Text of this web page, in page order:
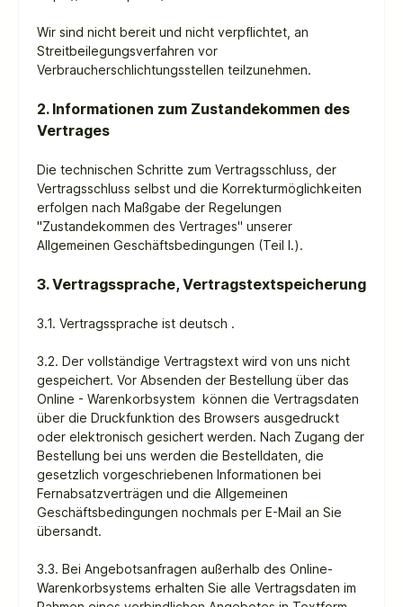
Wir sind nicht bereit und nicht verpflichtet, an
Streitbeilegungsverfahren vor
Verbraucherschlichtungsstellen teilzunehmen.
2. Informationen zum Zustandekommen des
Vertrages
Die technischen Schritte zum Vertragsschluss, der
Vertragsschluss selbst und die Korrekturmöglichkeiten
erfolgen nach Maßgabe der Regelungen
"Zustandekommen des Vertrages" unserer
Allgemeinen Geschäftsbedingungen (Teil I.).
3. Vertragssprache, Vertragstextspeicherung
3.1. Vertragssprache ist deutsch .
3.2. Der vollständige Vertragstext wird von uns nicht
gespeichert. Vor Absenden der Bestellung über das
Online - Warenkorbsystem können die Vertragsdaten
über die Druckfunktion des Browsers ausgedruckt
oder elektronisch gesichert werden. Nach Zugang der
Bestellung bei uns werden die Bestelldaten, die
gesetzlich vorgeschriebenen Informationen bei
Fernabsatzverträgen und die Allgemeinen
Geschäftsbedingungen nochmals per E-Mail an Sie
übersandt.
3.3. Bei Angebotsanfragen außerhalb des Online-
Warenkorbsystems erhalten Sie alle Vertragsdaten im